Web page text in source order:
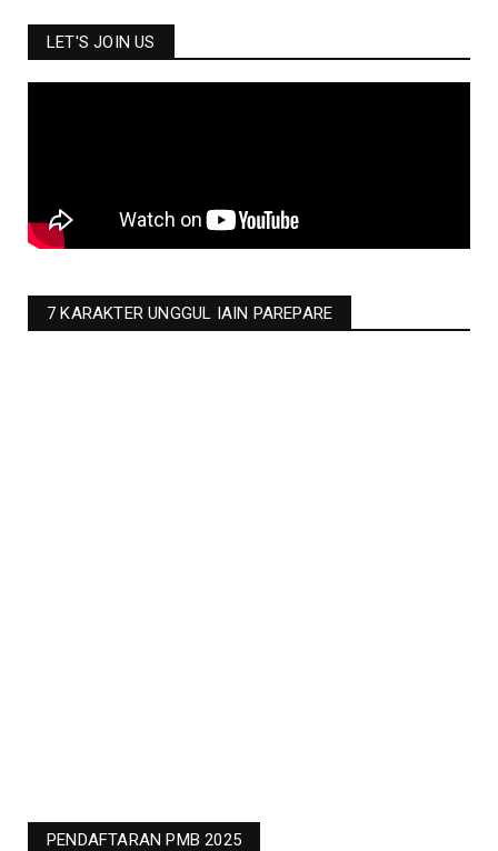
LET'S JOIN US
7 KARAKTER UNGGUL IAIN PAREPARE
PENDAFTARAN PMB 2025